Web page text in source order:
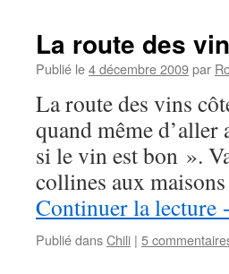
La route des
Publié le4 décembre 2009par
La route des vins
quand même
si le vin est bon ».
collines aux
Continuer la lecture
Publié dansChili | 5